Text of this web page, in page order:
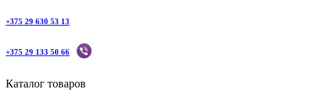
+375 29 630 53 13
+375 29 133 50 66
Каталог товаров